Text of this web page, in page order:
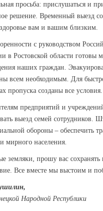
просьба: прислушаться и
решение. Временный выезд
вам и вашим близким.
с руководством
в Ростовской области готовы
наших граждан.
всем необходимым. Для
пропуска созданы все условия.
предприятий и
выезд семей сотрудников.
обороны – обеспечить
мирного населения.
земляки, прошу вас
Все вместе мы выстоим и
Народной Республики